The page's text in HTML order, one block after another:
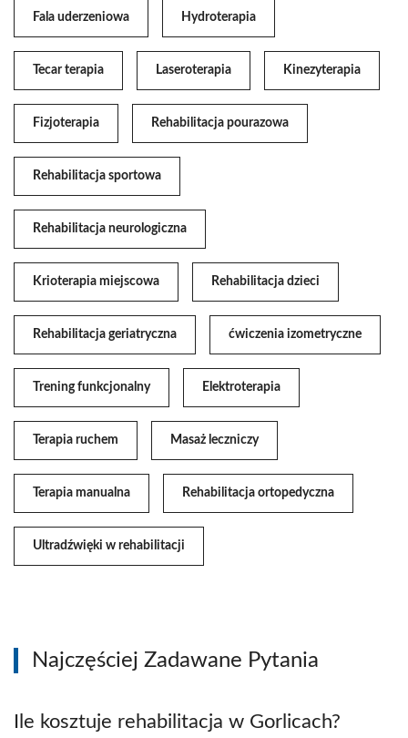
Fala uderzeniowa Hydroterapia
Tecar terapia Laseroterapia Kinezyterapia
Fizjoterapia Rehabilitacja pourazowa
Rehabilitacja sportowa
Rehabilitacja neurologiczna
Krioterapia miejscowa Rehabilitacja dzieci
Rehabilitacja geriatryczna ćwiczenia izometryczne
Trening funkcjonalny Elektroterapia
Terapia ruchem Masaż leczniczy
Terapia manualna Rehabilitacja ortopedyczna
Ultradźwięki w rehabilitacji
Najczęściej Zadawane Pytania
Ile kosztuje rehabilitacja w Gorlicach?